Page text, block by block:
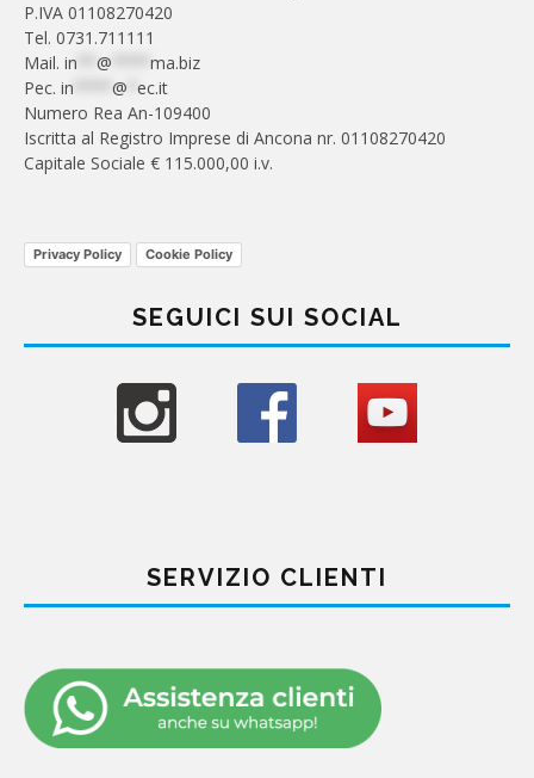
P.IVA 01108270420
Tel. 0731.711111
Mail. in @
ma.biz
Pec. in @ ec.it
Numero Rea An-109400
Iscritta al Registro Imprese di Ancona nr. 01108270420
Capitale Sociale € 115.000,00 i.v.
Privacy Policy Cookie Policy
SEGUICI SUI SOCIAL
SERVIZIO CLIENTI